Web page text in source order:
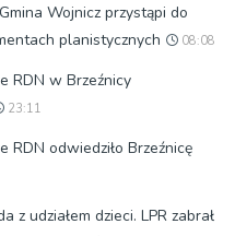
Wojnicz przystąpi do
planistycznych
08:08
RDN w Brzeźnicy
23:11
RDN odwiedziło Brzeźnicę
z udziałem dzieci. LPR zabrał